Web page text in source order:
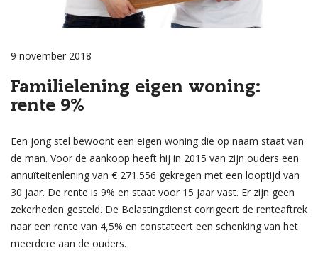
9 november 2018
Familielening eigen woning:
rente 9%
Een jong stel bewoont een eigen woning die op naam staat van
de man. Voor de aankoop heeft hij in 2015 van zijn ouders een
annuïteitenlening van € 271.556 gekregen met een looptijd van
30 jaar. De rente is 9% en staat voor 15 jaar vast. Er zijn geen
zekerheden gesteld. De Belastingdienst corrigeert de renteaftrek
naar een rente van 4,5% en constateert een schenking van het
meerdere aan de ouders.